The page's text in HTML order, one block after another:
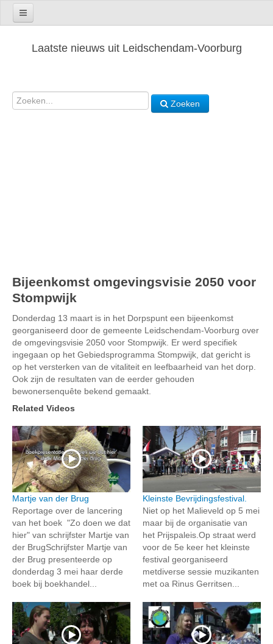
Laatste nieuws uit Leidschendam-Voorburg
Zoeken
Bijeenkomst omgevingsvisie 2050 voor
Stompwijk
Donderdag 13 maart is in het Dorpspunt een bijeenkomst
georganiseerd door de gemeente Leidschendam-Voorburg over
de omgevingsvisie 2050 voor Stompwijk. Er werd specifiek
ingegaan op het Gebiedsprogramma Stompwijk, dat gericht is
op het versterken van de vitaliteit en leefbaarheid van het dorp.
Ook zijn de resultaten van de eerder gehouden
bewonersenquête bekend gemaakt.
Related Videos
Martje van der Brug
Reportage over de lancering
van het boek "Zo doen we dat
hier" van schrijfster Martje van
der BrugSchrijfster Martje van
der Brug presenteerde op
donderdag 3 mei haar derde
boek bij boekhandel...
Kleinste Bevrijdingsfestival.
Niet op het Malieveld op 5 mei
maar bij de organisatie van
het Prijspaleis.Op straat werd
voor de 5e keer het kleinste
festival georganiseerd
metdiverse sessie muzikanten
met oa Rinus Gerritsen...